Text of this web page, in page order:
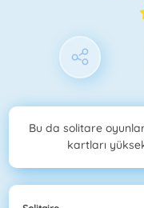
Bu da solitare
kartları